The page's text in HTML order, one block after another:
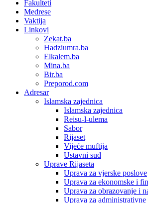
Fakulteti
Medrese
Vaktija
Linkovi
Zekat.ba
Hadziumra.ba
Elkalem.ba
Mina.ba
Bir.ba
Preporod.com
Adresar
Islamska zajednica
Islamska zajednica
Reisu-l-ulema
Sabor
Rijaset
Vijeće muftija
Ustavni sud
Uprave Rijaseta
Uprava za vjerske poslove
Uprava za ekonomske i
Uprava za obrazovanje i
Uprava za